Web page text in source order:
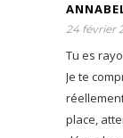
24 février
Tu es
Je te
place,